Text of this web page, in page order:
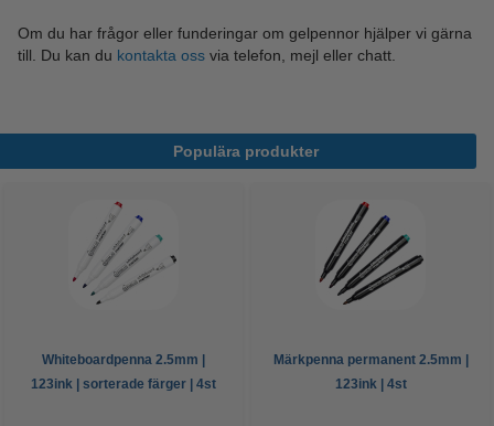
Om du har frågor eller funderingar om gelpennor hjälper vi gärna
till. Du kan du kontakta oss via telefon, mejl eller chatt.
Populära produkter
Whiteboardpenna 2.5mm |
123ink | sorterade färger | 4st
Märkpenna permanent 2.5mm |
123ink | 4st